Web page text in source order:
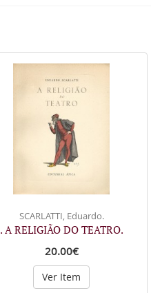
SCARLATTI, Eduardo.
. A RELIGIÃO DO TEATRO.
20.00€
Ver Item